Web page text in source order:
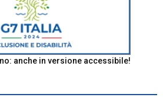
anche in versione accessibile!